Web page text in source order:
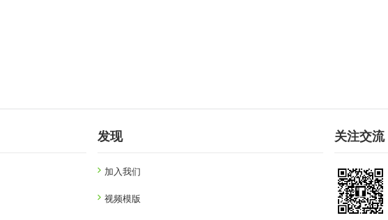
发现
加入我们
视频模版
关注交流